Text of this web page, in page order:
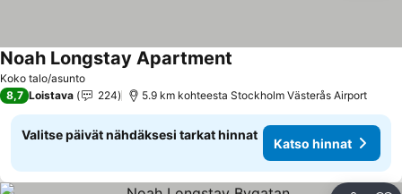
Koko talo/asunto
Noah Longstay Apartment
8,7 Loistava 224 5.9 km kohteesta Stockholm Västerås Airport
Valitse päivät nähdäksesi tarkat hinnat
Katso hinnat